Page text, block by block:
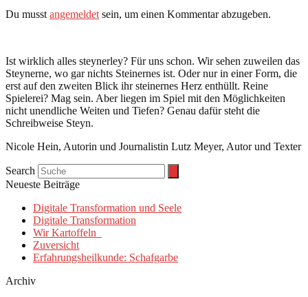
Du musst angemeldet sein, um einen Kommentar abzugeben.
Ist wirklich alles steynerley? Für uns schon. Wir sehen zuweilen das
Steynerne, wo gar nichts Steinernes ist. Oder nur in einer Form, die
erst auf den zweiten Blick ihr steinernes Herz enthüllt. Reine
Spielerei? Mag sein. Aber liegen im Spiel mit den Möglichkeiten
nicht unendliche Weiten und Tiefen? Genau dafür steht die
Schreibweise Steyn.
Nicole Hein, Autorin und Journalistin Lutz Meyer, Autor und Texter
Search
Neueste Beiträge
Digitale Transformation und Seele
Digitale Transformation
Wir Kartoffeln
Zuversicht
Erfahrungsheilkunde: Schafgarbe
Archiv